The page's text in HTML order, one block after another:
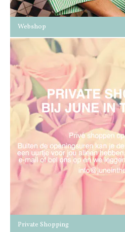
Webshop
Private Shopping